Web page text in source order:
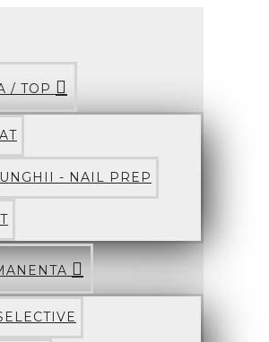
/ TOP
- NAIL PREP